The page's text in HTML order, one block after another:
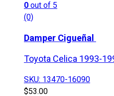
0 out of 5
(0)
Damper Cigueñal
Toyota Celica 1993-
SKU: 13470-16090
$53.00